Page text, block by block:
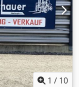
1 / 10